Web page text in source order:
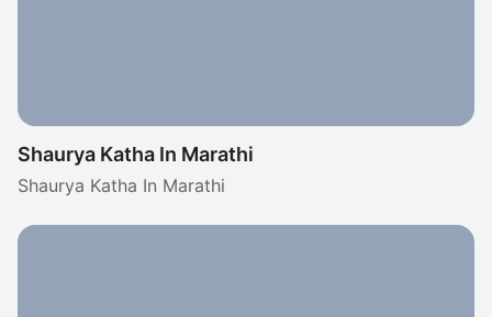
Shaurya Katha In Marathi
Shaurya Katha In Marathi